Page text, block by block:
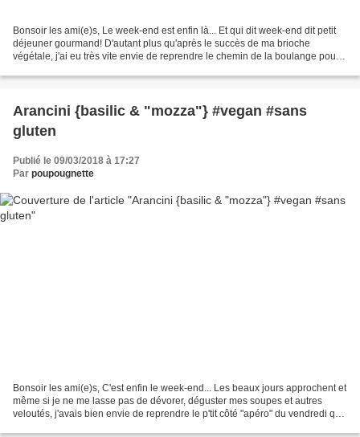
Bonsoir les ami(e)s, Le week-end est enfin là... Et qui dit week-end dit petit
déjeuner gourmand! D'autant plus qu'après le succès de ma brioche
végétale, j'ai eu très vite envie de reprendre le chemin de la boulange pour
Arancini {basilic & "mozza"} #vegan #sans
gluten
Publié le 09/03/2018 à 17:27
Par poupougnette
Bonsoir les ami(e)s, C'est enfin le week-end... Les beaux jours approchent et
même si je ne me lasse pas de dévorer, déguster mes soupes et autres
veloutés, j'avais bien envie de reprendre le p'tit côté "apéro" du vendredi qui